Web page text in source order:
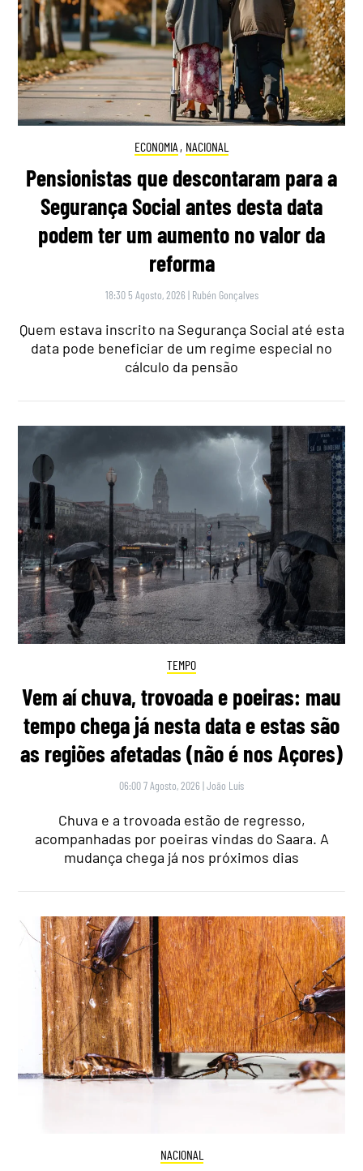
ECONOMIA , NACIONAL
Pensionistas que descontaram para a
Segurança Social antes desta data
podem ter um aumento no valor da
reforma
18:30 5 Agosto, 2026 | Rubén Gonçalves
Quem estava inscrito na Segurança Social até esta
data pode beneficiar de um regime especial no
cálculo da pensão
TEMPO
Vem aí chuva, trovoada e poeiras: mau
tempo chega já nesta data e estas são
as regiões afetadas (não é nos Açores)
06:00 7 Agosto, 2026 |João Luís
Chuva e a trovoada estão de regresso,
acompanhadas por poeiras vindas do Saara. A
mudança chega já nos próximos dias
NACIONAL